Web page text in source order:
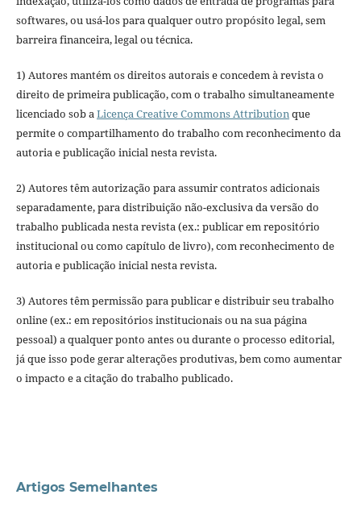
softwares, ou usá-los para qualquer outro propósito legal, sem
barreira financeira, legal ou técnica.
1) Autores mantém os direitos autorais e concedem à revista o
direito de primeira publicação, com o trabalho simultaneamente
licenciado sob aLicença Creative Commons Attributionque
permite o compartilhamento do trabalho com reconhecimento da
autoria e publicação inicial nesta revista.
2) Autores têm autorização para assumir contratos adicionais
separadamente, para distribuição não-exclusiva da versão do
trabalho publicada nesta revista (ex.: publicar em repositório
institucional ou como capítulo de livro), com reconhecimento de
autoria e publicação inicial nesta revista.
3) Autores têm permissão para publicar e distribuir seu trabalho
online (ex.: em repositórios institucionais ou na sua página
pessoal) a qualquer ponto antes ou durante o processo editorial,
já que isso pode gerar alterações produtivas, bem como aumentar
o impacto e a citação do trabalho publicado.
Artigos Semelhantes